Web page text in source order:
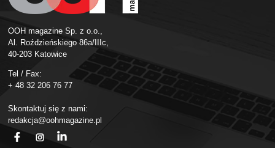
OOH magazine Sp. z o.o.,
Al. Roździeńskiego 86a/IIIc,
40-203 Katowice
Tel / Fax:
+ 48 32 206 76 77
Skontaktuj się z nami:
redakcja@oohmagazine.pl